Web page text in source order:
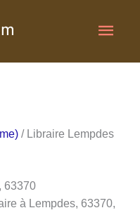
/ Libraire Lempdes
63370
à Lempdes, 63370,